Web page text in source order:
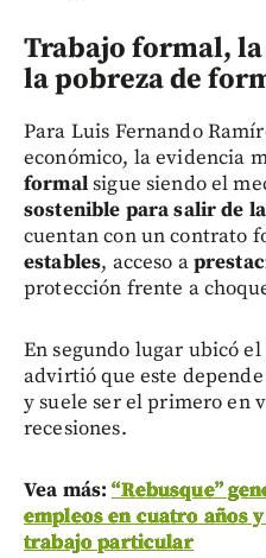
Trabajo formal,
la pobreza de
Para Luis Fernando
económico, la evidencia
formalsigue siendo el
sostenible para salir de
cuentan con un contrato
estables, acceso a
protección frente a
En segundo lugar ubicó el
advirtió que este
y suele ser el primero en
recesiones.
Vea más:“Rebusque”
empleos en cuatro años
trabajo particular